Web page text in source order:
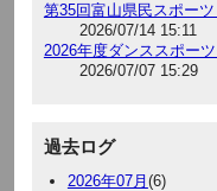
第35回富山県民スポー
2026/07/14 15:11
2026年度ダンススポー
2026/07/07 15:29
過去ログ
2026年07月 (6)